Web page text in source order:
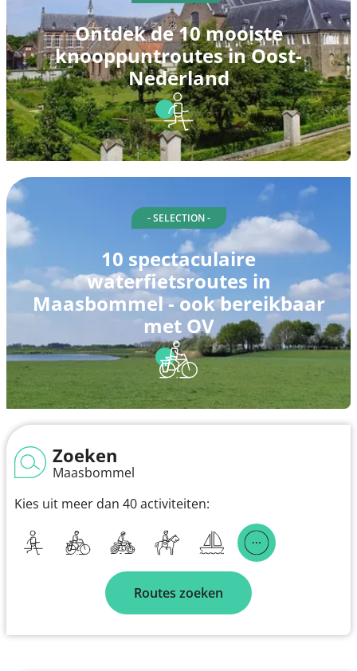
Ontdek de 10 mooiste
knooppuntroutes in Oost-
Nederland
- SELECTION -
10 spectaculaire
waterfietsroutes in
Maasbommel - ook bereikbaar
met OV
Zoeken
Maasbommel
Kies uit meer dan 40 activiteiten:
Routes zoeken